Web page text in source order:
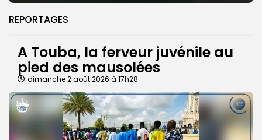
REPORTAGES
A Touba, la ferveur juvénile au
pied des mausolées
dimanche 2 août 2026 à 17h28